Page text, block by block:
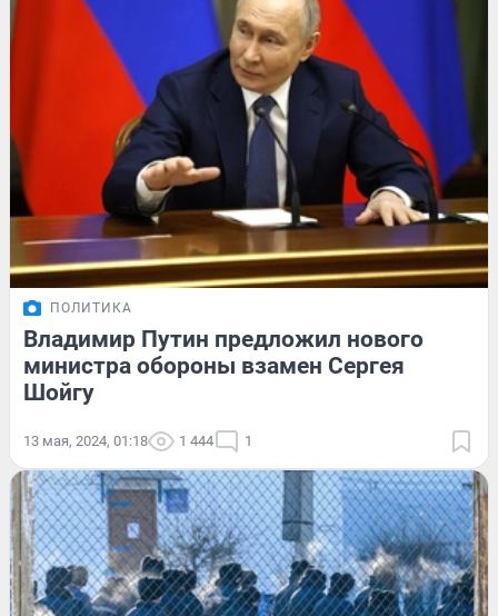
ПОЛИТИКА
Владимир Путин предложил нового
министра обороны взамен Сергея
Шойгу
13 мая, 2024, 01:18 1 444 1